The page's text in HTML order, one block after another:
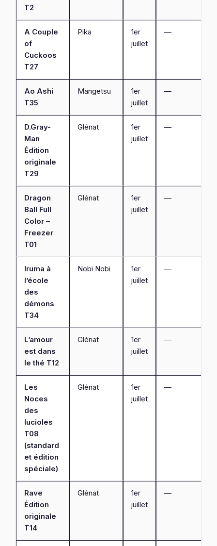
T2
A Couple
of
Cuckoos
T27
Pika
1er
juillet
—
Ao Ashi
T35
Mangetsu
1er
juillet
—
D.Gray-
Man
Édition
originale
T29
Glénat
1er
juillet
—
Dragon
Ball Full
Color –
Freezer
T01
Glénat
1er
juillet
—
Iruma à
l’école
des
démons
T34
Nobi Nobi
1er
juillet
—
L’amour
est dans
le thé T12
Glénat
1er
juillet
—
Les
Noces
des
lucioles
T08
(standard
et édition
spéciale)
Glénat
1er
juillet
—
Rave
Édition
originale
T14
Glénat
1er
juillet
—